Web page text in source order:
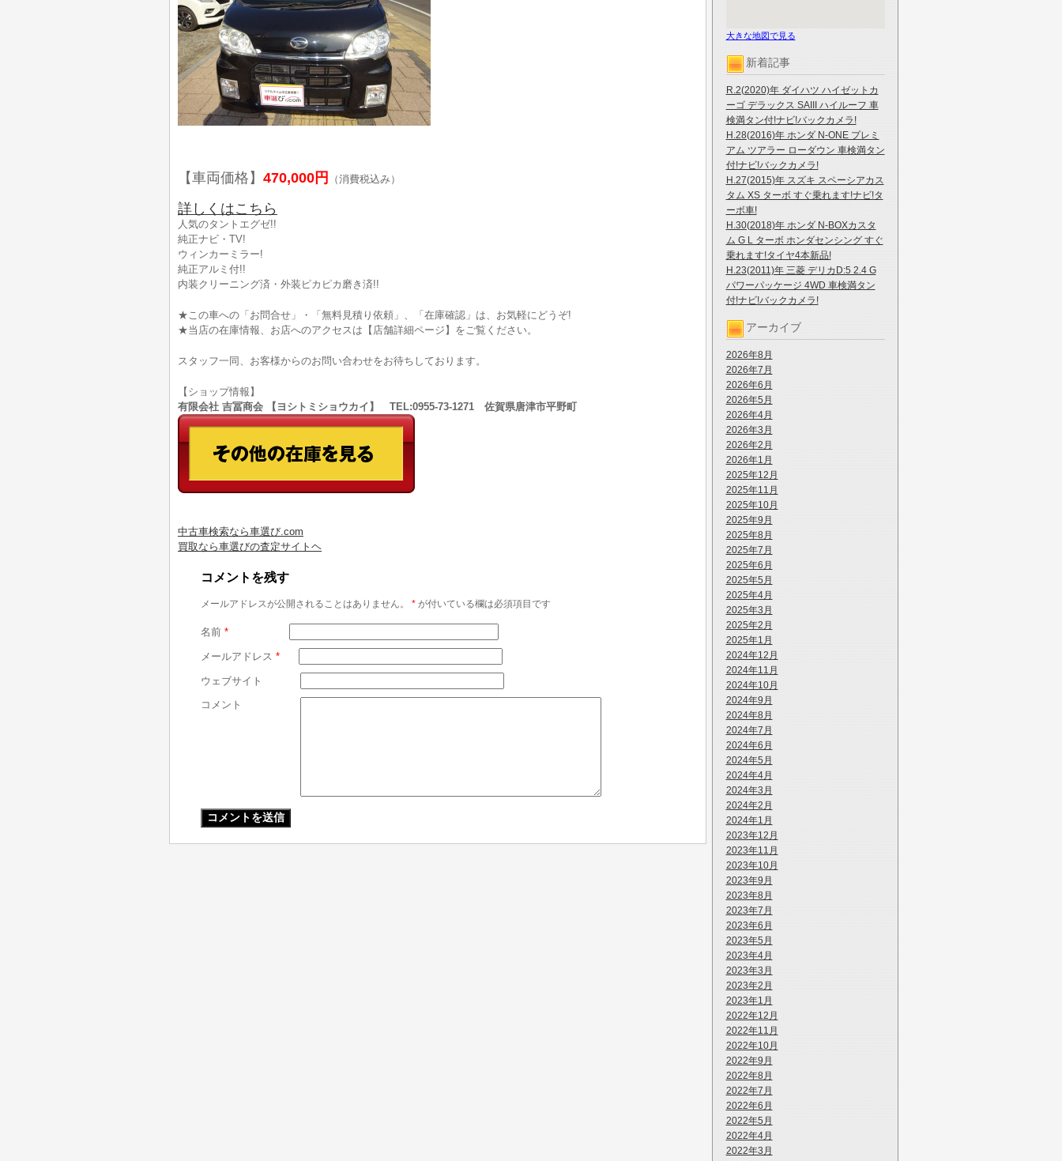
大きな地図で見る
新着記事
R.2(2020)年 ダイハツ ハイゼットカ
ーゴ デラックス SAIII ハイルーフ 車
検満タン付!ナビ!バックカメラ!
H.28(2016)年 ホンダ N-ONE プレミ
アム ツアラー ローダウン 車検満タン
付!ナビ!バックカメラ!
H.27(2015)年 スズキ スペーシアカス
タム XS ターボ すぐ乗れます!ナビ!タ
ーボ車!
H.30(2018)年 ホンダ N-BOXカスタ
ム G L ターボ ホンダセンシング すぐ
乗れます!タイヤ4本新品!
H.23(2011)年 三菱 デリカD:5 2.4 G
パワーパッケージ 4WD 車検満タン
付!ナビ!バックカメラ!
アーカイブ
2026年8月
2026年7月
2026年6月
2026年5月
2026年4月
2026年3月
2026年2月
2026年1月
2025年12月
2025年11月
2025年10月
2025年9月
2025年8月
2025年7月
2025年6月
2025年5月
2025年4月
2025年3月
2025年2月
2025年1月
2024年12月
2024年11月
2024年10月
2024年9月
2024年8月
2024年7月
2024年6月
2024年5月
2024年4月
2024年3月
2024年2月
2024年1月
2023年12月
2023年11月
2023年10月
2023年9月
2023年8月
2023年7月
2023年6月
2023年5月
2023年4月
2023年3月
2023年2月
2023年1月
2022年12月
2022年11月
2022年10月
2022年9月
2022年8月
2022年7月
2022年6月
2022年5月
2022年4月
2022年3月
【車両価格】 470,000円 （消費税込み）
詳しくはこちら
人気のタントエグゼ!!
純正ナビ・TV!
ウィンカーミラー!
純正アルミ付!!
内装クリーニング済・外装ピカピカ磨き済!!
★この車への「お問合せ」・「無料見積り依頼」、「在庫確認」は、お気軽にどうぞ!
★当店の在庫情報、お店へのアクセスは【店舗詳細ページ】をご覧ください。
スタッフ一同、お客様からのお問い合わせをお待ちしております。
【ショップ情報】
有限会社 吉冨商会 【ヨシトミショウカイ】 TEL:0955-73-1271 佐賀県唐津市平野町
中古車検索なら車選び.com
買取なら車選びの査定サイトヘ
コメントを残す
メールアドレスが公開されることはありません。 * が付いている欄は必須項目です
名前 *
メールアドレス *
ウェブサイト
コメント